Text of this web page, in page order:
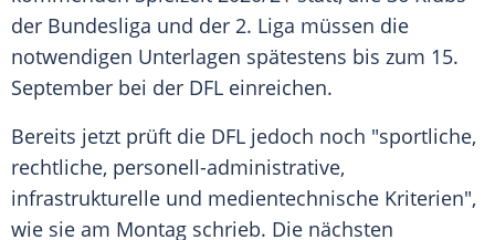
der Bundesliga und der 2. Liga müssen die
notwendigen Unterlagen spätestens bis zum 15.
September bei der DFL einreichen.
Bereits jetzt prüft die DFL jedoch noch "sportliche,
rechtliche, personell-administrative,
infrastrukturelle und medientechnische Kriterien",
wie sie am Montag schrieb. Die nächsten